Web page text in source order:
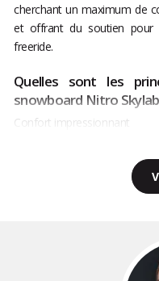
cherchant un maximum de
et offrant du soutien pour
freeride.
Quelles sont les
snowboard Nitro Skylab
Confort impressionnant